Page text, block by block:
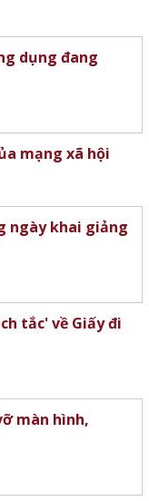
dụng đang
mạng xã hội
ngày khai giảng
tắc' về Giấy đi
màn hình,